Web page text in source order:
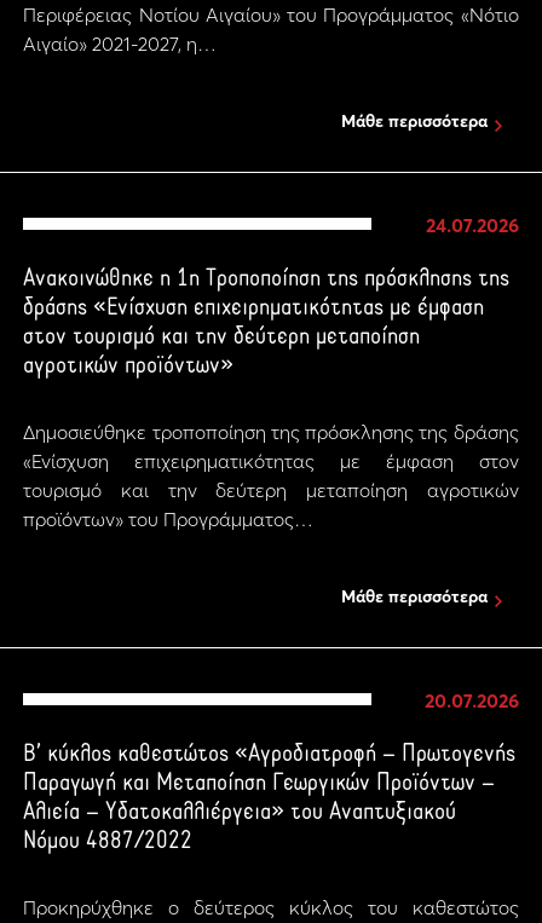
Περιφέρειας Νοτίου Αιγαίου» του Προγράμματος «Νότιο
Αιγαίο» 2021-2027, η…
Μάθε περισσότερα
24.07.2026
Ανακοινώθηκε η 1η Τροποποίηση της πρόσκλησης της
δράσης «Ενίσχυση επιχειρηματικότητας με έμφαση
στον τουρισμό και την δεύτερη μεταποίηση
αγροτικών προϊόντων»
Δημοσιεύθηκε τροποποίηση της πρόσκλησης της δράσης
«Ενίσχυση επιχειρηματικότητας με έμφαση στον
τουρισμό και την δεύτερη μεταποίηση αγροτικών
προϊόντων» του Προγράμματος…
Μάθε περισσότερα
20.07.2026
Β’ κύκλος καθεστώτος «Αγροδιατροφή – Πρωτογενής
Παραγωγή και Μεταποίηση Γεωργικών Προϊόντων –
Αλιεία – Υδατοκαλλιέργεια» του Αναπτυξιακού
Νόμου 4887/2022
Προκηρύχθηκε ο δεύτερος κύκλος του καθεστώτος